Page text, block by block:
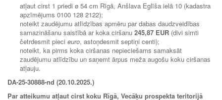
atļaut cirst 1 priedi ø 54 cm Rīgā, Anšlava Eglīša ielā 10 (kadastra
apzīmējums 0100 128 2122);
noteikt zaudējumu atlīdzības apmēru par dabas daudzveidības
samazināšanu saistībā ar koka ciršanu 245,87 EUR (divi simti
četrdesmit pieci euro, astoņdesmit septiņi centi);
noteikt, ka pirms koka ciršanas nepieciešams samaksāt
zaudējumu atlīdzību un saņemt ārpus meža augošu koku ciršanas
atļauju.
DA-25-30888-nd (20.10.2025.)
Par atteikumu atļaut cirst koku Rīgā, Vecāķu prospekta teritorijā